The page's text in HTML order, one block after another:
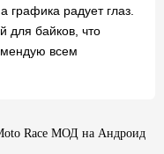
графика радует глаз.
для байков, что
всем
Race МОД на Андроид